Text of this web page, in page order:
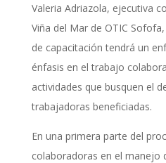
Valeria Adriazola, ejecutiva
Viña del Mar de OTIC
de capacitación tendrá un
énfasis en el trabajo
actividades que busquen el
trabajadoras beneficiadas.
En una primera parte del
colaboradoras en el manejo